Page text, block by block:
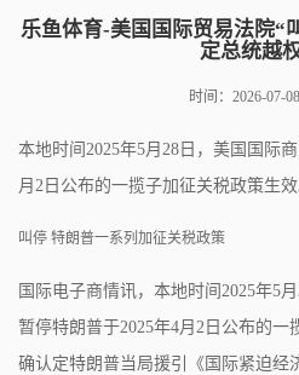
乐鱼体育-美国国际贸易法院“
定总统越
时间：2026-07-
本地时间2025年5月28日，美国国际
月2日公布的一揽子加征关税政策生效
叫停 特朗普一系列加征关税政策
国际电子商情讯，本地时间2025年5
暂停特朗普于2025年4月2日公布的一
确认定特朗普当局援引《国际紧迫经